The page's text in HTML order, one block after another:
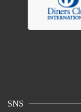
SNS